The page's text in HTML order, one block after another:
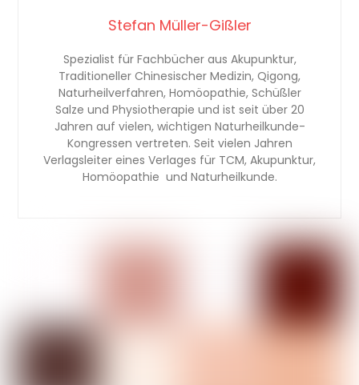
Stefan Müller-Gißler
Spezialist für Fachbücher aus Akupunktur,
Traditioneller Chinesischer Medizin, Qigong,
Naturheilverfahren, Homöopathie, Schüßler
Salze und Physiotherapie und ist seit über 20
Jahren auf vielen, wichtigen Naturheilkunde-
Kongressen vertreten. Seit vielen Jahren
Verlagsleiter eines Verlages für TCM, Akupunktur,
Homöopathie und Naturheilkunde.